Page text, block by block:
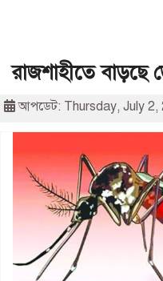
রাজশাহীতে বাড়ছে
আপডেট: Thursday, July 2,